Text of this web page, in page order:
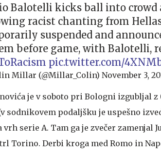
Balotelli kicks ball into crowd
racist chanting from Hellas
suspended and
before game, with Balotelli,
pic.twitter.com/
Millar (@Millar_Colin) November 3,
je v soboto pri Bologni izgubljal z
sodnikovem podaljšku je uspešno
serie A. Tam ga je zvečer zamenjal
Torino. Derbi kroga med Romo in